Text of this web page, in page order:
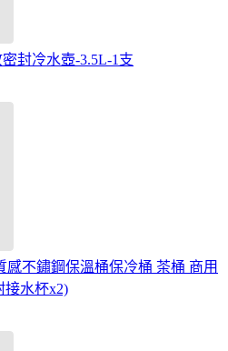
封冷水壺-3.5L-1支
感不鏽鋼保溫桶保冷桶 茶桶 商用
接水杯x2)